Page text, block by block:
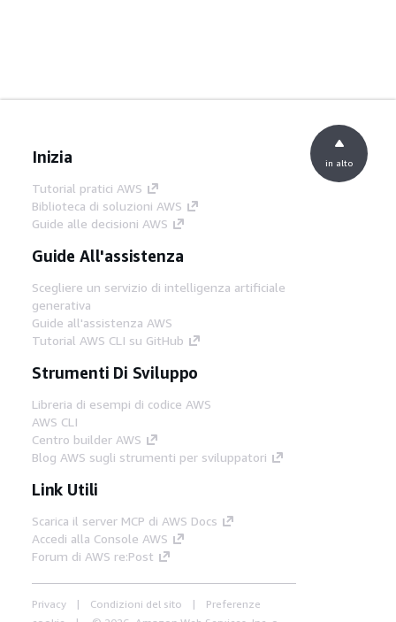
Inizia
Tutorial pratici AWS
Biblioteca di soluzioni AWS
Guide alle decisioni AWS
Guide All'assistenza
Scegliere un servizio di intelligenza artificiale
generativa
Guide all'assistenza AWS
Tutorial AWS CLI su GitHub
Strumenti Di Sviluppo
Libreria di esempi di codice AWS
AWS CLI
Centro builder AWS
Blog AWS sugli strumenti per sviluppatori
Link Utili
Scarica il server MCP di AWS Docs
Accedi alla Console AWS
Forum di AWS re:Post
Privacy Condizioni del sito
Preferenze
in alto